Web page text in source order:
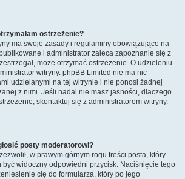
ostrzeżenie?
ma swoje zasady i regulaminy obowiązujące na
i administrator zaleca zapoznanie się z
może otrzymać ostrzeżenie. O udzieleniu
witryny. phpBB Limited nie ma nic
udzielanymi na tej witrynie i nie ponosi żadnej
z nimi. Jeśli nadal nie masz jasności, dlaczego
skontaktuj się z administratorem witryny.
posty moderatorowi?
w prawym górnym rogu treści posta, który
być widoczny odpowiedni przycisk. Naciśnięcie tego
cię do formularza, który po jego